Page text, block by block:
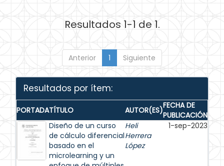
Resultados 1-1 de 1.
Anterior 1 Siguiente
Resultados por ítem:
PORTADATÍTULO AUTOR(ES)FECHA DE
PUBLICACIÓN
Diseño de un curso
de cálculo diferencial
basado en el
microlearning y un
Heli
Herrera
López
1-sep-2023